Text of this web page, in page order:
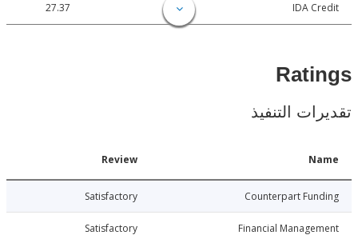
IDA
التنفيذ
Counterpart
Satisfactory
Financial
Satisfactory